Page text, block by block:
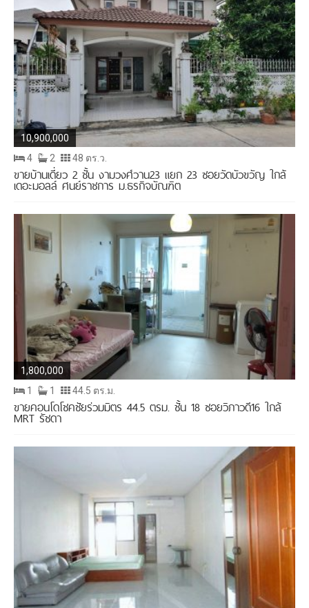
10,900,000
4
2 48 ตร.ว.
ขายบ้านเดี่ยว 2 ชั้น งามวงศ์วาน23 แยก 23 ซอยวัดบัวขวัญ ใกล้
เดอะมอลล์ ศูนย์ราชการ ม.ธุรกิจบัณฑิต
1,800,000
1
1 44.5 ตร.ม.
ขายคอนโดโชคชัยร่วมมิตร 44.5 ตรม. ชั้น 18 ซอยวิภาวดี16 ใกล้
MRT รัชดา